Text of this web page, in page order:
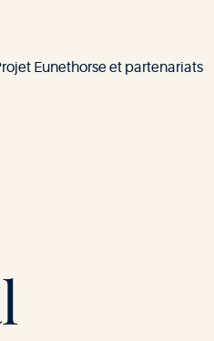
Eunethorse et partenariats